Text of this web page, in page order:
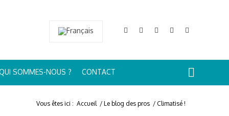
SOMMES-NOUS ? CONTACT
Vous êtes ici : Accueil / Le blog des pros / Climatisé !